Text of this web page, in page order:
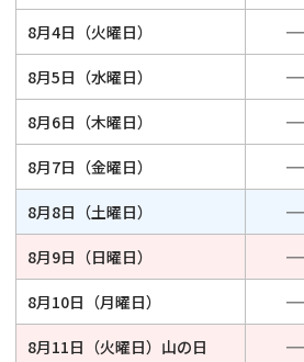
8月4日（火曜日）
8月5日（水曜日）
8月6日（木曜日）
8月7日（金曜日）
8月8日（土曜日）
8月9日（日曜日）
8月10日（月曜日）
8月11日（火曜日） 山の日